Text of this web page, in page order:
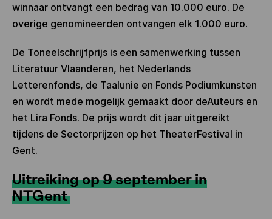
winnaar ontvangt een bedrag van 10.000 euro. De
overige genomineerden ontvangen elk 1.000 euro.
De Toneelschrijfprijs is een samenwerking tussen
Literatuur Vlaanderen, het Nederlands
Letterenfonds, de Taalunie en Fonds Podiumkunsten
en wordt mede mogelijk gemaakt door deAuteurs en
het Lira Fonds. De prijs wordt dit jaar uitgereikt
tijdens de Sectorprijzen op het TheaterFestival in
Gent.
Uitreiking op 9 september in
NTGent